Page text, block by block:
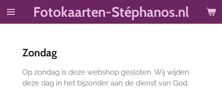
Ga
hoofdinhoud
Fotokaarten-Stéphanos.nl
Zondag
Op zondag is deze webshop gesloten. Wij wijden
deze dag in het bijzonder aan de dienst van God.